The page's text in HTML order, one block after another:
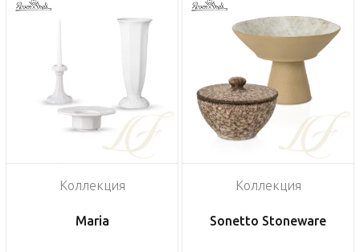
Коллекция
Maria
Коллекция
Sonetto Stoneware